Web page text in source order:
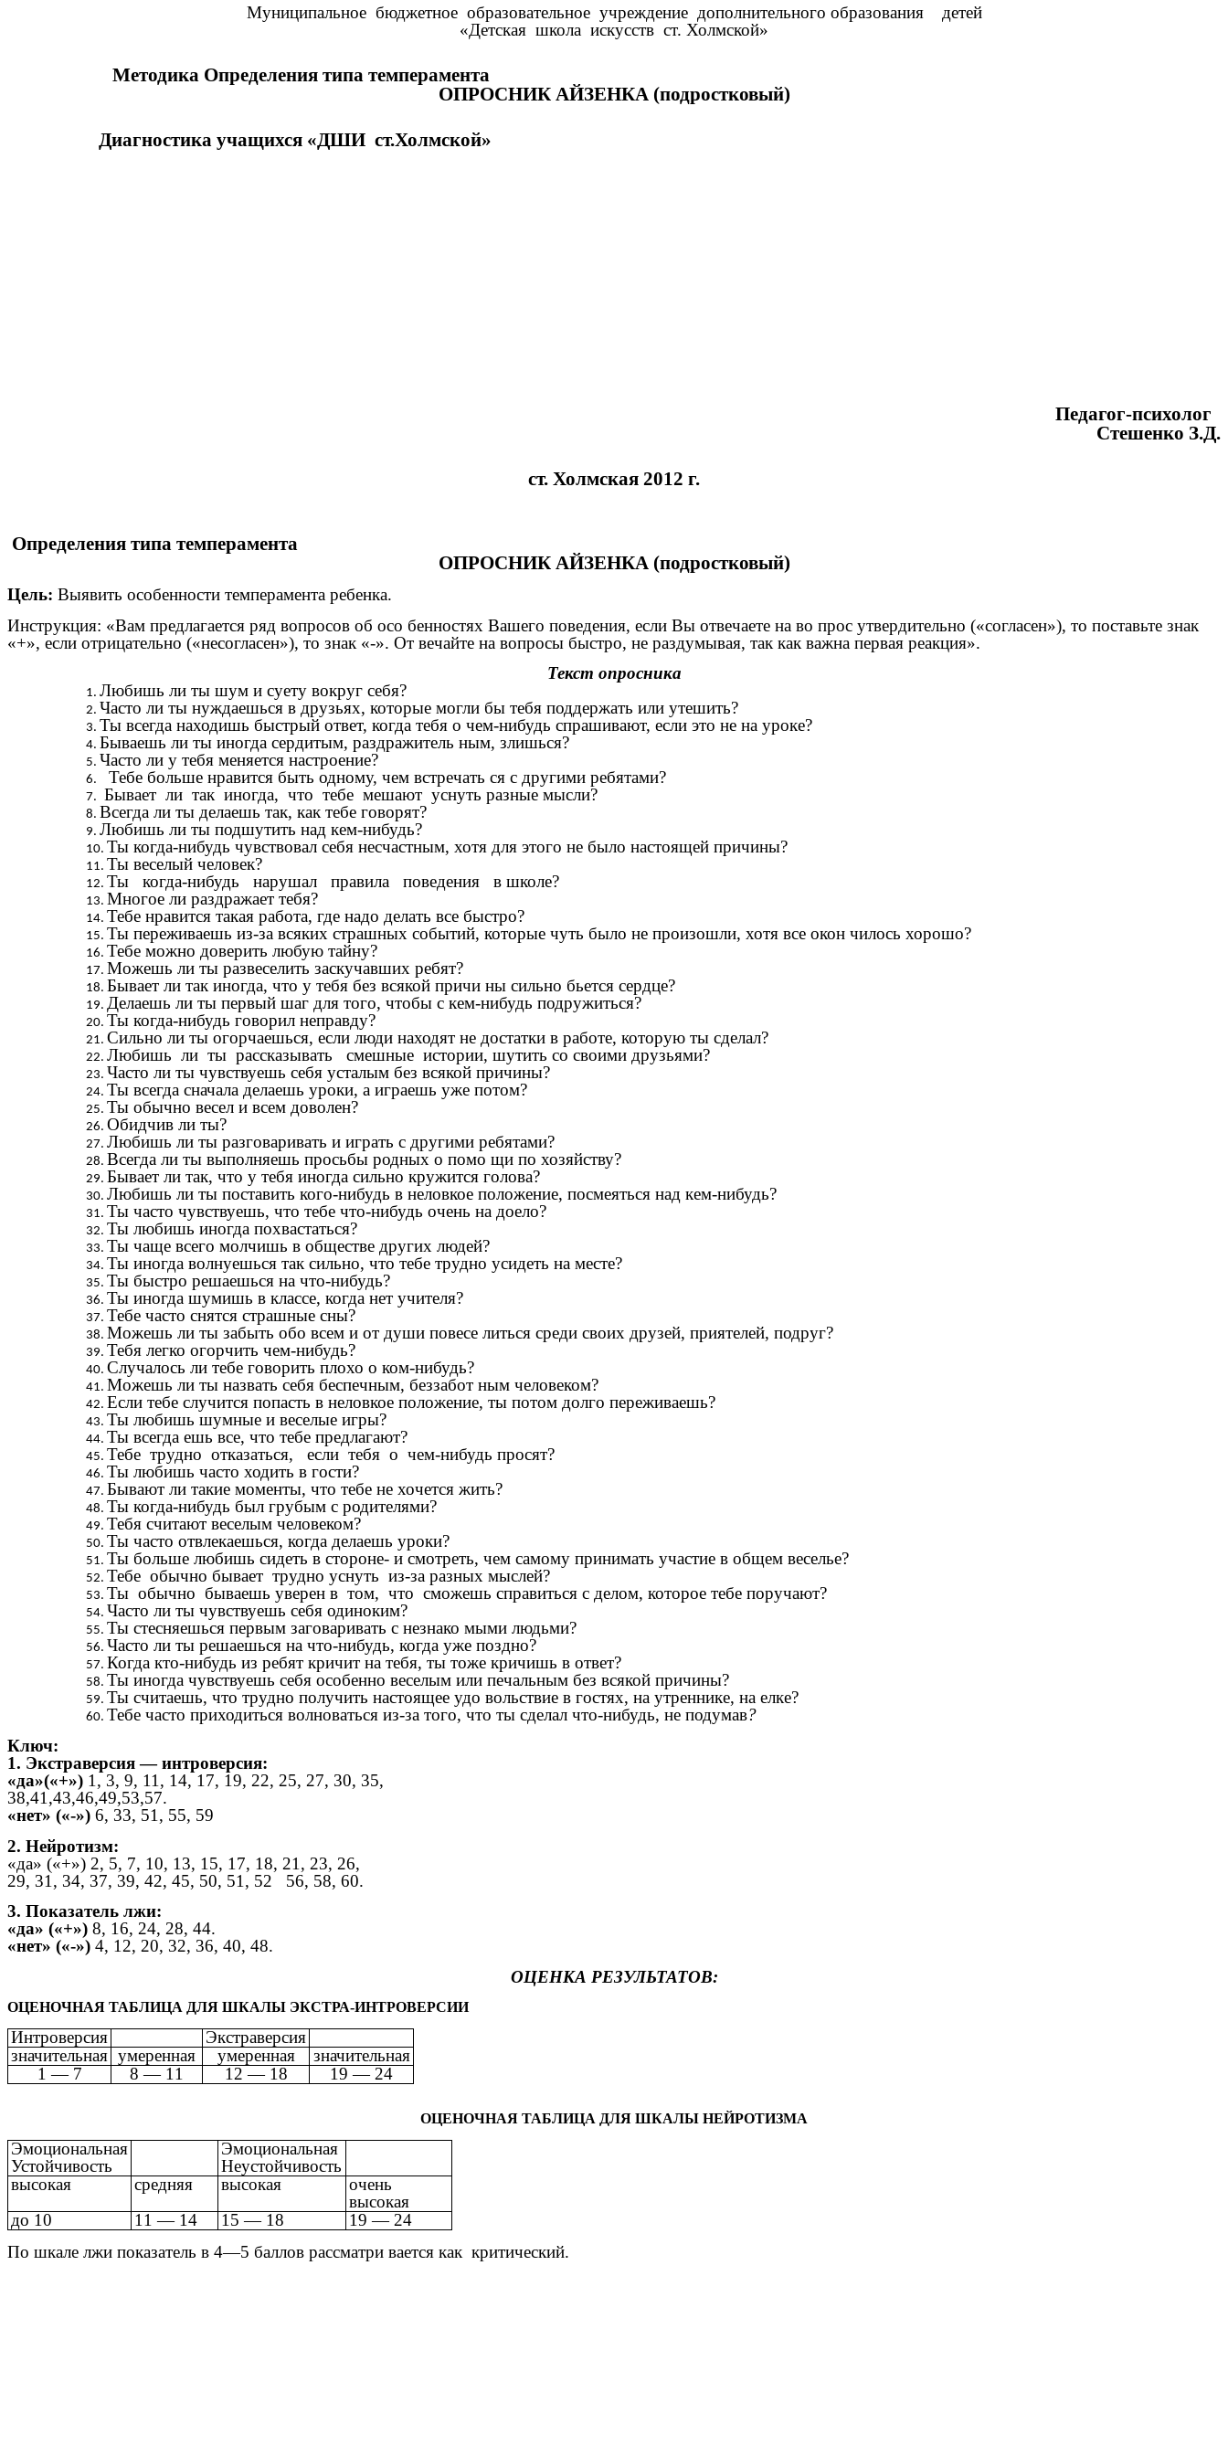
Муниципальное бюджетное образовательное учреждение дополнительного образования детей
«Детская школа искусств ст. Холмской»
Методика Определения типа темперамента
ОПРОСНИК АЙЗЕНКА (подростковый)
Диагностика учащихся «ДШИ ст.Холмской»
Педагог-психолог
Стешенко З.Д.
ст. Холмская 2012 г.
Определения типа темперамента
ОПРОСНИК АЙЗЕНКА (подростковый)
Цель: Выявить особенности темперамента ребенка.
Инструкция: «Вам предлагается ряд вопросов об осо бенностях Вашего поведения, если Вы отвечаете на во прос утвердительно («согласен»), то поставьте знак
«+», если отрицательно («несогласен»), то знак «-». От вечайте на вопросы быстро, не раздумывая, так как важна первая реакция».
Текст опросника
Любишь ли ты шум и суету вокруг себя?
Часто ли ты нуждаешься в друзьях, которые могли бы тебя поддержать или утешить?
Ты всегда находишь быстрый ответ, когда тебя о чем-нибудь спрашивают, если это не на уроке?
Бываешь ли ты иногда сердитым, раздражитель ным, злишься?
Часто ли у тебя меняется настроение?
Тебе больше нравится быть одному, чем встречать ся с другими ребятами?
Бывает ли так иногда, что тебе мешают уснуть разные мысли?
Всегда ли ты делаешь так, как тебе говорят?
Любишь ли ты подшутить над кем-нибудь?
Ты когда-нибудь чувствовал себя несчастным, хотя для этого не было настоящей причины?
Ты веселый человек?
Ты когда-нибудь нарушал правила поведения в школе?
Многое ли раздражает тебя?
Тебе нравится такая работа, где надо делать все быстро?
Ты переживаешь из-за всяких страшных событий, которые чуть было не произошли, хотя все окон чилось хорошо?
Тебе можно доверить любую тайну?
Можешь ли ты развеселить заскучавших ребят?
Бывает ли так иногда, что у тебя без всякой причи ны сильно бьется сердце?
Делаешь ли ты первый шаг для того, чтобы с кем-нибудь подружиться?
Ты когда-нибудь говорил неправду?
Сильно ли ты огорчаешься, если люди находят не достатки в работе, которую ты сделал?
Любишь ли ты рассказывать смешные истории, шутить со своими друзьями?
Часто ли ты чувствуешь себя усталым без всякой причины?
Ты всегда сначала делаешь уроки, а играешь уже потом?
Ты обычно весел и всем доволен?
Обидчив ли ты?
Любишь ли ты разговаривать и играть с другими ребятами?
Всегда ли ты выполняешь просьбы родных о помо щи по хозяйству?
Бывает ли так, что у тебя иногда сильно кружится голова?
Любишь ли ты поставить кого-нибудь в неловкое положение, посмеяться над кем-нибудь?
Ты часто чувствуешь, что тебе что-нибудь очень на доело?
Ты любишь иногда похвастаться?
Ты чаще всего молчишь в обществе других людей?
Ты иногда волнуешься так сильно, что тебе трудно усидеть на месте?
Ты быстро решаешься на что-нибудь?
Ты иногда шумишь в классе, когда нет учителя?
Тебе часто снятся страшные сны?
Можешь ли ты забыть обо всем и от души повесе литься среди своих друзей, приятелей, подруг?
Тебя легко огорчить чем-нибудь?
Случалось ли тебе говорить плохо о ком-нибудь?
Можешь ли ты назвать себя беспечным, беззабот ным человеком?
Если тебе случится попасть в неловкое положение, ты потом долго переживаешь?
Ты любишь шумные и веселые игры?
Ты всегда ешь все, что тебе предлагают?
Тебе трудно отказаться, если тебя о чем-нибудь просят?
Ты любишь часто ходить в гости?
Бывают ли такие моменты, что тебе не хочется жить?
Ты когда-нибудь был грубым с родителями?
Тебя считают веселым человеком?
Ты часто отвлекаешься, когда делаешь уроки?
Ты больше любишь сидеть в стороне- и смотреть, чем самому принимать участие в общем веселье?
Тебе обычно бывает трудно уснуть из-за разных мыслей?
Ты обычно бываешь уверен в том, что сможешь справиться с делом, которое тебе поручают?
Часто ли ты чувствуешь себя одиноким?
Ты стесняешься первым заговаривать с незнако мыми людьми?
Часто ли ты решаешься на что-нибудь, когда уже поздно?
Когда кто-нибудь из ребят кричит на тебя, ты тоже кричишь в ответ?
Ты иногда чувствуешь себя особенно веселым или печальным без всякой причины?
Ты считаешь, что трудно получить настоящее удо вольствие в гостях, на утреннике, на елке?
Тебе часто приходиться волноваться из-за того, что ты сделал что-нибудь, не подумав?
Ключ:
1. Экстраверсия — интроверсия:
«да»(«+») 1, 3, 9, 11, 14, 17, 19, 22, 25, 27, 30, 35,
38,41,43,46,49,53,57.
«нет» («-») 6, 33, 51, 55, 59
2. Нейротизм:
«да» («+») 2, 5, 7, 10, 13, 15, 17, 18, 21, 23, 26,
29, 31, 34, 37, 39, 42, 45, 50, 51, 52 56, 58, 60.
3. Показатель лжи:
«да» («+») 8, 16, 24, 28, 44.
«нет» («-») 4, 12, 20, 32, 36, 40, 48.
ОЦЕНКА РЕЗУЛЬТАТОВ:
ОЦЕНОЧНАЯ ТАБЛИЦА ДЛЯ ШКАЛЫ ЭКСТРА-ИНТРОВЕРСИИ
Интроверсия
Экстраверсия
значительная умеренная умеренная
значительная
1 — 7
8 — 11 12 — 18 19 — 24
ОЦЕНОЧНАЯ ТАБЛИЦА ДЛЯ ШКАЛЫ НЕЙРОТИЗМА
Эмоциональная
Устойчивость
Эмоциональная
Неустойчивость
высокая
средняя высокая
очень
высокая
до 10
11 — 14 15 — 18
19 — 24
По шкале лжи показатель в 4—5 баллов рассматри вается как критический.